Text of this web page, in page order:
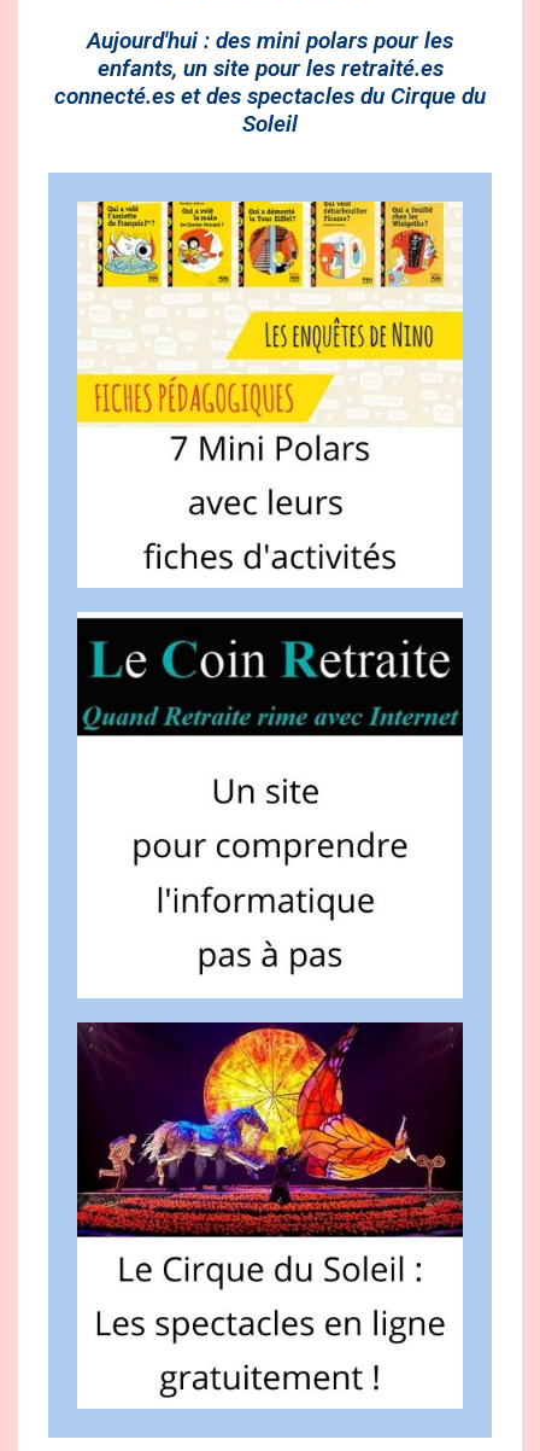
Aujourd'hui : des mini polars pour les
enfants, un site pour les retraité.es
connecté.es et des spectacles du Cirque du
Soleil